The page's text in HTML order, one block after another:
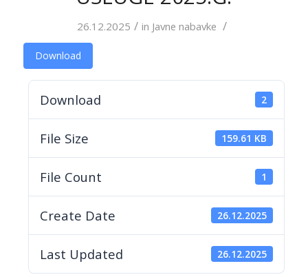
26.12.2025 / in Javne nabavke /
Download
Download 2
File Size 159.61 KB
File Count 1
Create Date 26.12.2025
Last Updated 26.12.2025